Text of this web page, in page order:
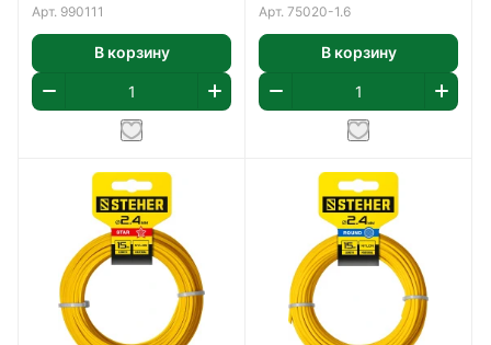
Арт. 990111
В корзину
Арт. 75020-1.6
В корзину